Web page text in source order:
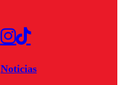
Noticias